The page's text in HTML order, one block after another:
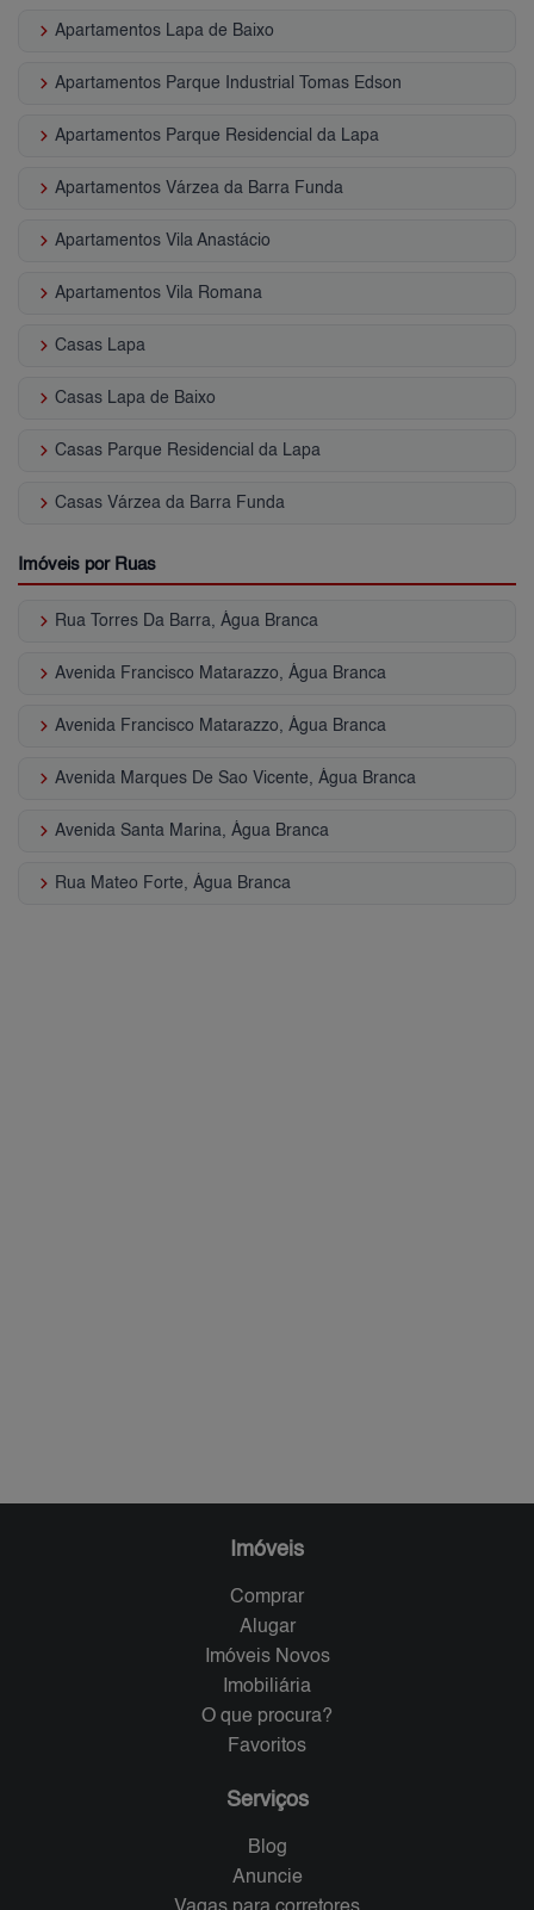
keyboard_arrow_right Apartamentos Lapa de Baixo
keyboard_arrow_right Apartamentos Parque Industrial Tomas Edson
keyboard_arrow_right Apartamentos Parque Residencial da Lapa
keyboard_arrow_right Apartamentos Várzea da Barra Funda
keyboard_arrow_right Apartamentos Vila Anastácio
keyboard_arrow_right Apartamentos Vila Romana
keyboard_arrow_right Casas Lapa
keyboard_arrow_right Casas Lapa de Baixo
keyboard_arrow_right Casas Parque Residencial da Lapa
keyboard_arrow_right Casas Várzea da Barra Funda
Imóveis por Ruas
keyboard_arrow_right Rua Torres Da Barra, Água Branca
keyboard_arrow_right Avenida Francisco Matarazzo, Água Branca
keyboard_arrow_right Avenida Francisco Matarazzo, Água Branca
keyboard_arrow_right Avenida Marques De Sao Vicente, Água Branca
keyboard_arrow_right Avenida Santa Marina, Água Branca
keyboard_arrow_right Rua Mateo Forte, Água Branca
Imóveis
Comprar
Alugar
Imóveis Novos
Imobiliária
O que procura?
Favoritos
Serviços
Blog
Anuncie